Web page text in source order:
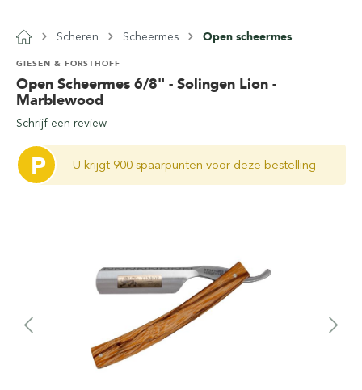
Scheren Scheermes Open scheermes
Open Scheermes 6/8" - Solingen Lion -
Marblewood
GIESEN & FORSTHOFF
Schrijf een review
P U krijgt 900 spaarpunten voor deze bestelling